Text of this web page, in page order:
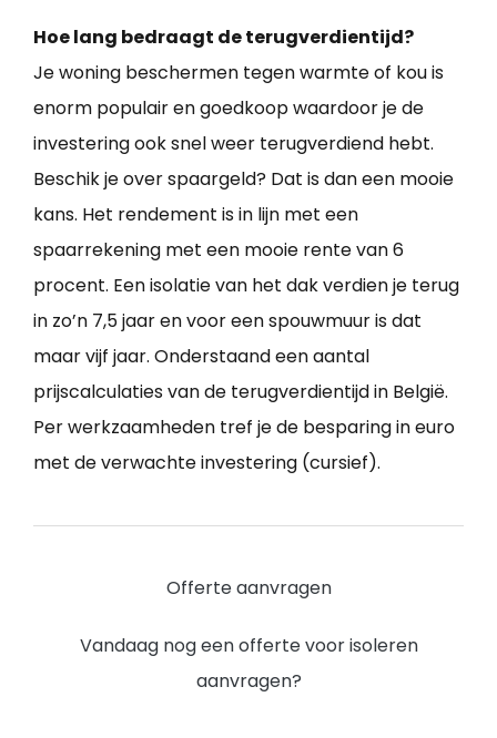
Hoe lang bedraagt de terugverdientijd?
Je woning beschermen tegen warmte of kou is
enorm populair en goedkoop waardoor je de
investering ook snel weer terugverdiend hebt.
Beschik je over spaargeld? Dat is dan een mooie
kans. Het rendement is in lijn met een
spaarrekening met een mooie rente van 6
procent. Een isolatie van het dak verdien je terug
in zo’n 7,5 jaar en voor een spouwmuur is dat
maar vijf jaar. Onderstaand een aantal
prijscalculaties van de terugverdientijd in België.
Per werkzaamheden tref je de besparing in euro
met de verwachte investering (cursief).
Offerte aanvragen
Vandaag nog een offerte voor isoleren
aanvragen?